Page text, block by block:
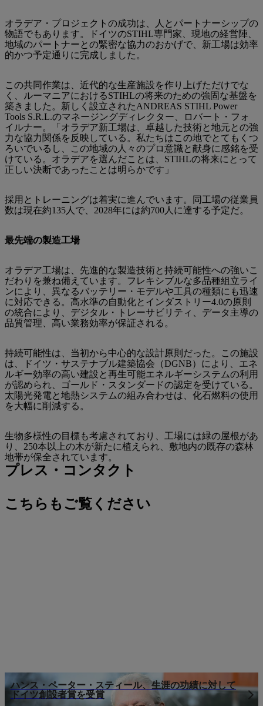
オラデア・プロジェクトの成功は、人とパートナーシップの
物語でもあります。ドイツのSTIHL専門家、現地の経営陣、
地域のパートナーとの緊密な協力のおかげで、新工場は効率
的かつ予定通りに完成しました。
この共同作業は、近代的な生産施設を作り上げただけでな
く、ルーマニアにおけるSTIHLの将来のための強固な基盤を
築きました。新しく設立されたANDREAS STIHL Power
Tools S.R.L.のマネージングディレクター、ロバート・フォ
イルナー。「オラデア新工場は、卓越した技術と地元との強
力な協力関係を反映している。私たちはこの地でとてもくつ
ろいでいるし、この地域の人々のプロ意識と献身に感銘を受
けている。オラデアを選んだことは、STIHLの将来にとって
正しい決断であったことは明らかです」
採用とトレーニングは着実に進んでいます。同工場の従業員
数は現在約135人で、2028年には約700人に達する予定だ。
最先端の製造工場
オラデア工場は、先進的な製造技術と持続可能性への強いこ
だわりを兼ね備えています。フレキシブルな多品種組立ライ
ンにより、異なるバッテリー・モデルや工具の種類にも迅速
に対応できる。高水準の自動化とインダストリー4.0の原則
の統合により、デジタル・トレーサビリティ、データ主導の
品質管理、高い業務効率が保証される。
持続可能性は、当初から中心的な設計原則だった。この施設
は、ドイツ・サステナブル建築協会（DGNB）により、エネ
ルギー効率の高い建設と再生可能エネルギーシステムの利用
が認められ、ゴールド・スタンダードの認定を受けている。
太陽光発電と地熱システムの組み合わせは、化石燃料の使用
を大幅に削減する。
生物多様性の目標も考慮されており、工場には緑の屋根があ
り、250本以上の木が新たに植えられ、敷地内の既存の森林
地帯が保全されています。
プレス・コンタクト
こちらもご覧ください
ハンス・ペーター・スティール、生涯の功績に対して
ドイツ創設者賞を受賞